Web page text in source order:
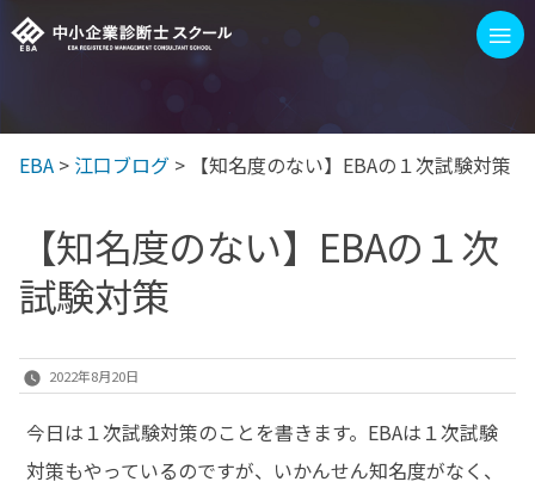
ン
≡
EBAを選ぶ3つの理由 1次/2次試験 対策イベント
EBAスクールの講座
もっと見る
EBA > 江口ブログ > 【知名度のない】EBAの１次試験対策
【知名度のない】EBAの１次
試験対策
2022年8月20日
今日は１次試験対策のことを書きます。EBAは１次試験
対策もやっているのですが、いかんせん知名度がなく、